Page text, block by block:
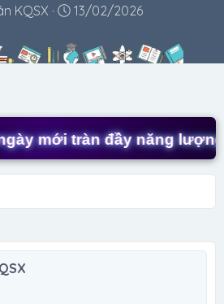
KQSX
N
à
y
i
13/02/2026
mới tràn đầy năng lượng! ✨